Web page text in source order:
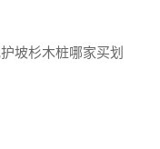
坡杉木桩哪家买划